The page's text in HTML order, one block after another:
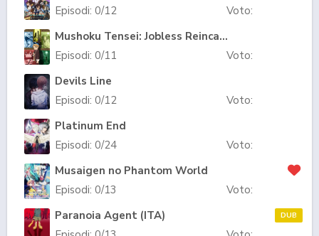
Voto:
Episodi: 0/12
Mushoku Tensei: Jobless Reincarnation
Voto:
Episodi: 0/11
Devils Line
Voto:
Episodi: 0/12
Platinum End
Voto:
Episodi: 0/24
Musaigen no Phantom World
Voto:
Episodi: 0/13
Paranoia Agent (ITA)
DUB